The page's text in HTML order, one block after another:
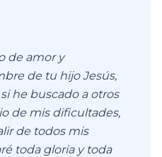
de amor y
de tu hijo Jesús,
he buscado a otros
de mis dificultades,
de todos mis
toda gloria y toda